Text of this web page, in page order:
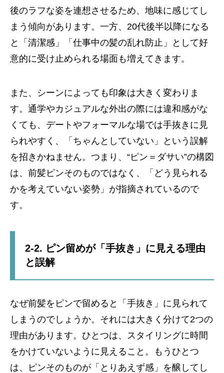
後のラフな姿を連想させるため、地味に感じてし
まう傾向があります。一方、20代後半以降になる
と「清潔感」「仕事中の髪の乱れ防止」として好
意的に受け止められる場面も増えてきます。
また、シーンによっても印象は大きく変わりま
す。通学やカジュアルな外出の際には違和感がな
くても、デートやフォーマルな場では手抜きに見
られやすく、「ちゃんとしていない」という誤解
を招きかねません。つまり、“ピン＝ダサい”の構図
は、前髪ピンそのものではなく、「どう見られる
かを考えていない姿勢」が指摘されているので
す。
2-2. ピン留めが「手抜き」に見える理由
と誤解
なぜ前髪をピンで留めると「手抜き」に見られて
しまうのでしょうか。それには大きく分けて2つの
理由があります。ひとつは、スタイリングに時間
をかけていないように見えること。もうひとつ
は、ピンそのものが「とりあえず感」を醸してし